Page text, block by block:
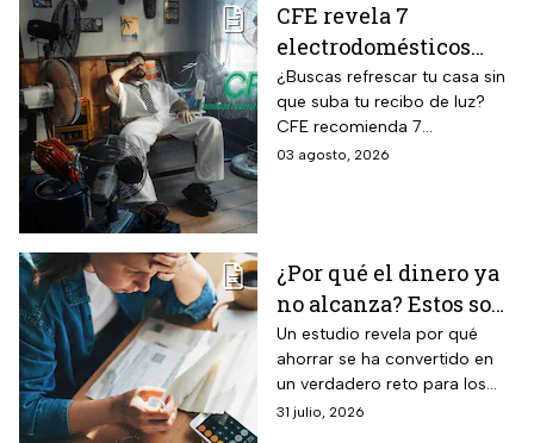
CFE revela 7
electrodomésticos
para combatir el calor
sin que se dispare tu
recibo de luz
¿Buscas refrescar tu casa sin
que suba tu recibo de luz?
CFE recomienda 7
electrodomésticos eficientes
03 agosto, 2026
¿Por qué el dinero ya
no alcanza? Estos son
los gastos que más
impactan a los
mexicanos
Un estudio revela por qué
ahorrar se ha convertido en
un verdadero reto para los
mexicanos.
31 julio, 2026